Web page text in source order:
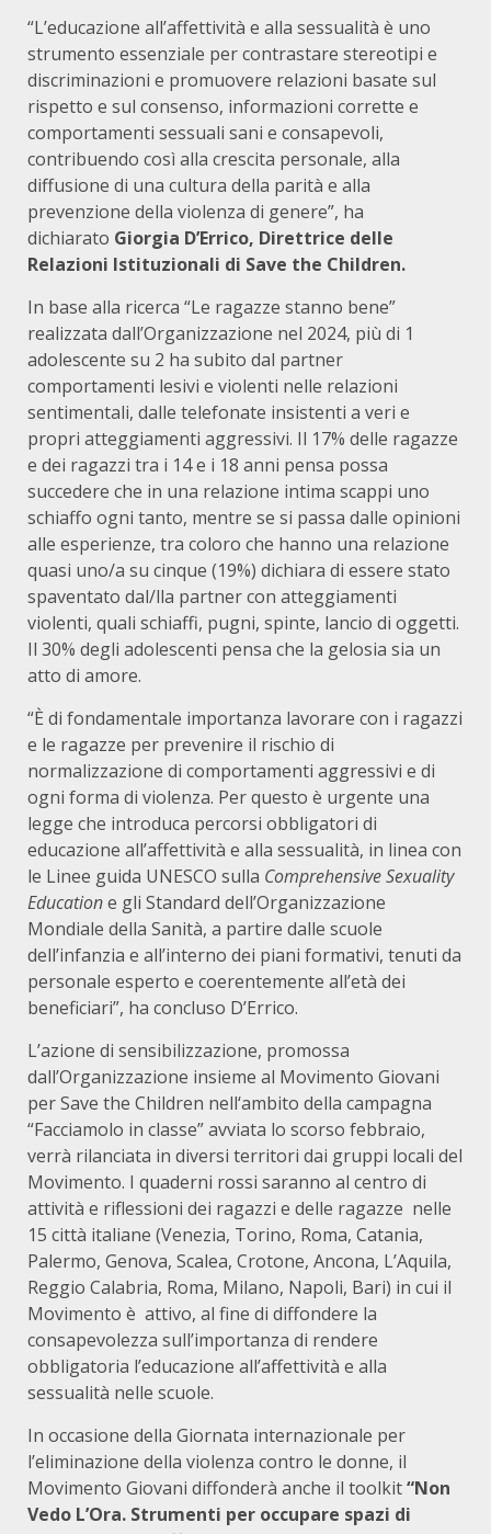
“L’educazione all’affettività e alla sessualità è uno
strumento essenziale per contrastare stereotipi e
discriminazioni e promuovere relazioni basate sul
rispetto e sul consenso, informazioni corrette e
comportamenti sessuali sani e consapevoli,
contribuendo così alla crescita personale, alla
diffusione di una cultura della parità e alla
prevenzione della violenza di genere”, ha
dichiarato Giorgia D’Errico, Direttrice delle
Relazioni Istituzionali di Save the Children.
In base alla ricerca “Le ragazze stanno bene”
realizzata dall’Organizzazione nel 2024, più di 1
adolescente su 2 ha subito dal partner
comportamenti lesivi e violenti nelle relazioni
sentimentali, dalle telefonate insistenti a veri e
propri atteggiamenti aggressivi. Il 17% delle ragazze
e dei ragazzi tra i 14 e i 18 anni pensa possa
succedere che in una relazione intima scappi uno
schiaffo ogni tanto, mentre se si passa dalle opinioni
alle esperienze, tra coloro che hanno una relazione
quasi uno/a su cinque (19%) dichiara di essere stato
spaventato dal/lla partner con atteggiamenti
violenti, quali schiaffi, pugni, spinte, lancio di oggetti.
Il 30% degli adolescenti pensa che la gelosia sia un
atto di amore.
“È di fondamentale importanza lavorare con i ragazzi
e le ragazze per prevenire il rischio di
normalizzazione di comportamenti aggressivi e di
ogni forma di violenza. Per questo è urgente una
legge che introduca percorsi obbligatori di
educazione all’affettività e alla sessualità, in linea con
le Linee guida UNESCO sulla Comprehensive Sexuality
Educatione gli Standard dell’Organizzazione
Mondiale della Sanità, a partire dalle scuole
dell’infanzia e all’interno dei piani formativi, tenuti da
personale esperto e coerentemente all’età dei
beneficiari”, ha concluso D’Errico.
L’azione di sensibilizzazione, promossa
dall’Organizzazione insieme al Movimento Giovani
per Save the Children nell‘ambito della campagna
“Facciamolo in classe” avviata lo scorso febbraio,
verrà rilanciata in diversi territori dai gruppi locali del
Movimento. I quaderni rossi saranno al centro di
attività e riflessioni dei ragazzi e delle ragazze nelle
15 città italiane (Venezia, Torino, Roma, Catania,
Palermo, Genova, Scalea, Crotone, Ancona, L’Aquila,
Reggio Calabria, Roma, Milano, Napoli, Bari) in cui il
Movimento è attivo, al fine di diffondere la
consapevolezza sull’importanza di rendere
obbligatoria l’educazione all’affettività e alla
sessualità nelle scuole.
In occasione della Giornata internazionale per
l’eliminazione della violenza contro le donne, il
Movimento Giovani diffonderà anche il toolkit“Non
Vedo L’Ora. Strumenti per occupare spazi di